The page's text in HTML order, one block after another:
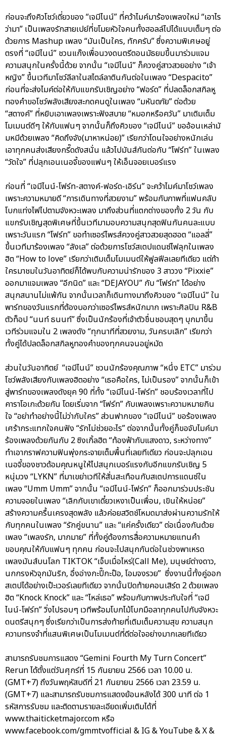
ก่อนจะถึงคิวโชว์เดี่ยวของ “เจมีไนน์” ที่คว้าไมค์มาร้องเพลงใหม่ “เอาไร
ว่ามา” เป็นเพลงรักสายเปย์ที่ขโมยหัวใจคนทั้งฮอลล์ไปได้แบบเต็มๆ ต่อ
ด้วยการ Mashup เพลง “มันเป็นใคร, ทักครับ” ซึ่งความพิเศษอยู่
ตรงที่ “เจมีไนน์” ชวนแก๊งเพื่อนวงดนตรีตอนมัธยมขึ้นมาร่วมแจม
ความสนุกในครั้งนี้ด้วย จากนั้น “เจมีไนน์” ก็ควงคู่สาวสวยอย่าง “เจ้า
หญิง” ขึ้นเวทีมาโชว์ลีลาในสไตล์ลาตินกันต่อในเพลง “Despacito”
ก่อนที่จะส่งไมค์ต่อให้กับแขกรับเชิญอย่าง “ฟอร์ด” ที่ปลดล็อกสกิลหู
ทองคำขอโชว์พลังเสียงสะกดคนดูในเพลง “มหันตภัย” ต่อด้วย
“สตางค์” ที่หยิบเอาเพลงเพราะฟังสบาย “หมอกหรือควัน” มาเติมเต็ม
โมเมนต์ดีๆ ให้กับแฟนๆ จากนั้นก็ถึงคิวของ “เจมีไนน์” ขออ้อนเหล่ามั
มหมีด้วยเพลง “คิดถึงจัง(มาหาหน่อย)” เรียกว่าโดนใจอย่างหนักเล่น
เอาทุกคนส่งเสียงกรี๊ดดังสนั่น แล้วไปมันส์กันต่อกับ “โฟร์ท” ในเพลง
“วัดใจ” ที่ปลุกเอนเนอจี้ของแฟนๆ ให้เอ็นจอยเบอร์แรง
ก่อนที่ “เจมีไนน์-โฟร์ท-สตางค์-ฟอร์ด-เอิร์น” จะคว้าไมค์มาโชว์เพลง
เพราะความหมายดี “การเดินทางที่สวยงาม” พร้อมกับภาพที่แฟนคลับ
โบกแท่งไฟไปตามจังหวะเพลง มาถึงส่วนที่แตกต่างของทั้ง 2 วัน กับ
แขกรับเชิญสุดพิเศษที่ขึ้นเวทีมามอบความสนุกสุดฟินกันคนละแบบ
เพราะวันแรก “โฟร์ท” ขอทำเซอร์ไพรส์ควงคู่สาวสวยสุดฮอต “แอลลี่”
ขึ้นเวทีมาร้องเพลง “ลังเล” ต่อด้วยการโชว์สเตปแดนซ์ไฟลุกในเพลง
ฮิต “How to love” เรียกว่าเติมเต็มโมเมนต์ให้ฟูลฟีลเลยทีเดียว แต่ถ้า
ใครมาชมในวันอาทิตย์ก็ได้พบกับความน่ารักของ 3 สาววง “Pixxie”
ออกมาแจมเพลง “อีกนิด” และ “DEJAYOU” กับ “โฟร์ท” ได้อย่าง
สนุกสนานไม่แพ้กัน จากนั้นเวลาก็เดินทางมาถึงคิวของ “เจมีไนน์” ใน
พาร์ทของวันแรกที่ต้องบอกว่าเซอร์ไพรส์หนักมาก เพราะศิลปิน R&B
ตัวท็อป “นนท์ ธนนท์” ซึ่งเป็นนักร้องที่เจ้าตัวชื่นชอบสุดๆ บุกมาขึ้น
เวทีร่วมแจมใน 2 เพลงดัง “ทุกนาทีที่สวยงาม, วันครบเลิก” เรียกว่า
ทั้งคู่ได้ปลดล็อกสกิลหูทองคำของทุกคนจนอยู่หมัด
ส่วนในวันอาทิตย์ “เจมีไนน์” ชวนนักร้องคุณภาพ “หนึ่ง ETC” มาร่วม
โชว์พลังเสียงกับเพลงฮิตอย่าง “เธอคือใคร, ไม่เป็นรอง” จากนั้นก็เข้า
สู่พาร์ทของเพลงดังยุค 90 ที่ทั้ง “เจมีไนน์-โฟร์ท” ชอบร้องเวลาที่ไป
คาราโอเกะด้วยกัน โดยเริ่มจาก “โฟร์ท” กับเพลงเพราะความหมายกิน
ใจ “อย่าทำอย่างนี้ไม่ว่ากับใคร” ส่วนฟากของ “เจมีไนน์” ขอร้องเพลง
เศร้ากระแทกใจคนฟัง “รักไม่ช่วยอะไร” ต่อจากนั้นทั้งคู่ก็ขอจับไมค์มา
ร้องเพลงด้วยกันกับ 2 ซิงเกิ้ลฮิต “ท้องฟ้ากับแสงดาว, ระหว่างทาง”
ทำเอากราฟความฟินพุ่งกระจายเต็มพื้นที่เลยทีเดียว ก่อนจะปลุกเอน
เนอจี้ของชาวด้อมคุณหนูให้ไปสนุกเบอร์แรงกับอีกแขกรับเชิญ 5
หนุ่มวง “LYKN” ที่มาเขย่าเวทีให้สั่นสะเทือนกับสเตปการแดนซ์ใน
เพลง “Umm Umm” จากนั้น “เจมีไนน์-โฟร์ท” ก็ออกมาร่วมประชัน
ความจอยในเพลง “เลิกกับเขาเดี๋ยวเหงาเป็นเพื่อน, เขินให้หน่อย”
สร้างความครื้นเครงสุดพลัง แล้วค่อยสวิตช์โหมดมาส่งผ่านความรักให้
กับทุกคนในเพลง “รักคู่ขนาน” และ “แค่ครั้งเดียว” ต่อเนื่องกันด้วย
เพลง “เพลงรัก, มากมาย” ที่ทั้งคู่ต้องการสื่อความหมายแทนคำ
ขอบคุณให้กับแฟนๆ ทุกคน ก่อนจะไปสนุกกันต่อในช่วงพาเหรด
เพลงมันส์บนโลก TIKTOK “เจ็บเมื่อไหร่(Call Me), มนุษย์ต่างดาว,
นกกรงหัวจุกมันริก, อึ่งอ่างกะปี๊กะป๊อ, โอมจงรวย” ซึ่งงานนี้ทั้งคู่ออก
สเตปได้อย่างเป๊ะเวอร์เลยทีเดียว จากนั้นปิดท้ายคอนเสิร์ต 2 ด้วยเพลง
ฮิต “Knock Knock” และ “ไหล่เธอ” พร้อมกับภาพประทับใจที่ “เจมี
ไนน์-โฟร์ท” วิ่งไปรอบๆ เวทีพร้อมโบกไม้โบกมือลาทุกคนไปกับจังหวะ
ดนตรีสนุกๆ ซึ่งเรียกว่าเป็นการส่งท้ายที่เติมเต็มความสุข ความสนุก
ความทรงจำที่แสนพิเศษเป็นโมเมนต์ที่ดีต่อใจอย่างมากเลยทีเดียว
สามารถรับชมการแสดง “Gemini Fourth My Turn Concert”
Rerun ได้ตั้งแต่วันศุกร์ที่ 15 กันยายน 2566 เวลา 10.00 น.
(GMT+7) ถึงวันพฤหัสบดีที่ 21 กันยายน 2566 เวลา 23.59 น.
(GMT+7) และสามารถรับชมการแสดงย้อนหลังได้ 300 นาที ต่อ 1
รหัสการรับชม และติดตามรายละเอียดเพิ่มเติมได้ที่
www.thaiticketmajor.com หรือ
www.facebook.com/gmmtvofficial & IG & YouTube & X &